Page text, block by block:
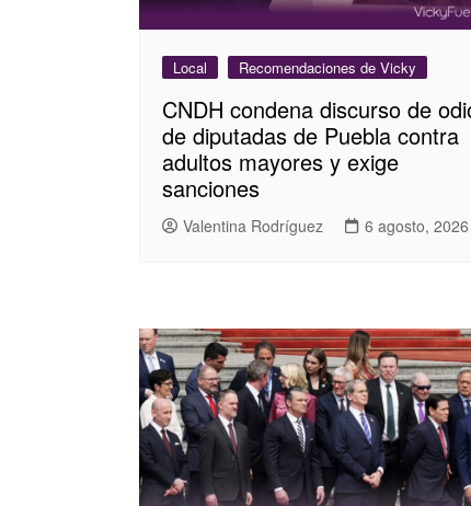
Local Recomendaciones de Vicky
CNDH condena discurso de
de diputadas de Puebla contra
adultos mayores y exige
sanciones
Valentina Rodríguez 6 agosto, 2026